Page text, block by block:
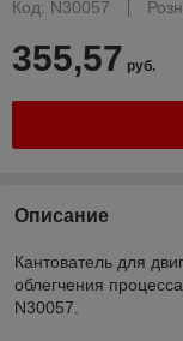
Код: N30057
355,57 руб.
Описание
Кантователь для
облегчения
N30057.